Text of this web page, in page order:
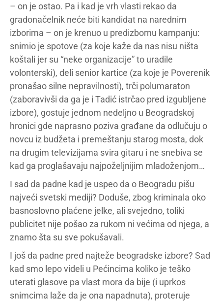
– on je ostao. Pa i kad je vrh vlasti rekao da
gradonačelnik neće biti kandidat na narednim
izborima – on je krenuo u predizbornu kampanju:
snimio je spotove (za koje kaže da nas nisu ništa
koštali jer su “neke organizacije” to uradile
volonterski), deli senior kartice (za koje je Poverenik
pronašao silne nepravilnosti), trči polumaraton
(zaboravivši da ga je i Tadić istrčao pred izgubljene
izbore), gostuje jednom nedeljno u Beogradskoj
hronici gde naprasno poziva građane da odlučuju o
novcu iz budžeta i premeštanju starog mosta, dok
na drugim televizijama svira gitaru i ne snebiva se
kad ga proglašavaju najpoželjnijim mladoženjom…
I sad da padne kad je uspeo da o Beogradu pišu
najveći svetski mediji? Doduše, zbog kriminala oko
basnoslovno plaćene jelke, ali svejedno, toliki
publicitet nije pošao za rukom ni većima od njega, a
znamo šta su sve pokušavali.
I još da padne pred najteže beogradske izbore? Sad
kad smo lepo videli u Pećincima koliko je teško
uterati glasove pa vlast mora da bije (i uprkos
snimcima laže da je ona napadnuta), proteruje